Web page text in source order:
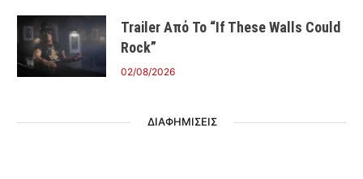
Trailer Από Το “If These Walls Could
Rock”
02/08/2026
ΔΙΑΦΗΜΙΣΕΙΣ